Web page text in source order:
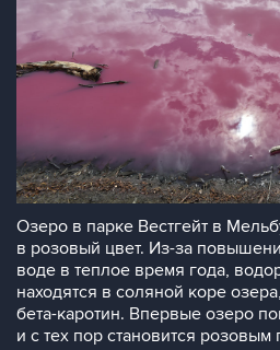
Озеро в парке Вестгейт в
в розовый цвет. Из-за
воде в теплое время года,
находятся в соляной коре
бета-каротин. Впервые озеро
и с тех пор становится розовым